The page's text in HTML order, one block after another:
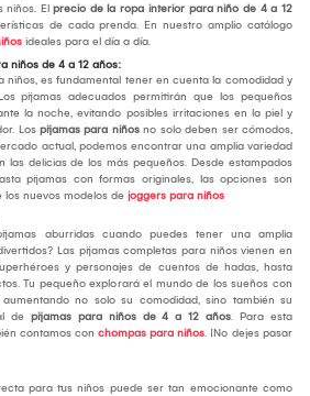
niños. El precio de la ropa interior para niño de 4 a 12
de cada prenda. En nuestro amplio catálogo
ideales para el día a día.
niños de 4 a 12 años:
niños, es fundamental tener en cuenta la comodidad y
pijamas adecuados permitirán que los pequeños
la noche, evitando posibles irritaciones en la piel y
Los pijamas para niños no solo deben ser cómodos,
actual, podemos encontrar una amplia variedad
las delicias de los más pequeños. Desde estampados
pijamas con formas originales, las opciones son
los nuevos modelos de joggers para niños
aburridas cuando puedes tener una amplia
Las pijamas completas para niños vienen en
y personajes de cuentos de hadas, hasta
Tu pequeño explorará el mundo de los sueños con
no solo su comodidad, sino también su
de pijamas para niños de 4 a 12 años. Para esta
contamos con chompas para niños. ¡No dejes pasar
para tus niños puede ser tan emocionante como